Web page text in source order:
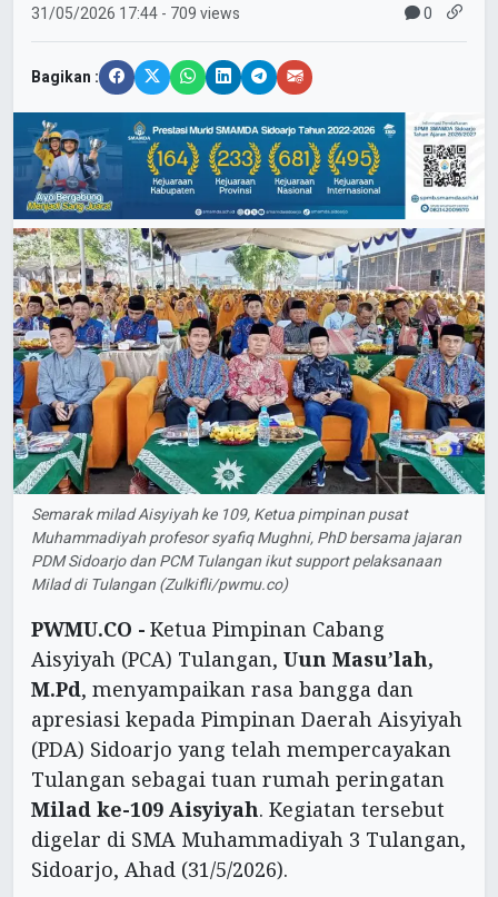
31/05/2026 17:44- 709 views 0
Bagikan :
Semarak milad Aisyiyah ke 109, Ketua pimpinan pusat
Muhammadiyah profesor syafiq Mughni, PhD bersama jajaran
PDM Sidoarjo dan PCM Tulangan ikut support pelaksanaan
Milad di Tulangan (Zulkifli/pwmu.co)
PWMU.CO - Ketua Pimpinan Cabang
Aisyiyah (PCA) Tulangan, Uun Masu’lah,
M.Pd, menyampaikan rasa bangga dan
apresiasi kepada Pimpinan Daerah Aisyiyah
(PDA) Sidoarjo yang telah mempercayakan
Tulangan sebagai tuan rumah peringatan
Milad ke-109 Aisyiyah. Kegiatan tersebut
digelar di SMA Muhammadiyah 3 Tulangan,
Sidoarjo, Ahad (31/5/2026).